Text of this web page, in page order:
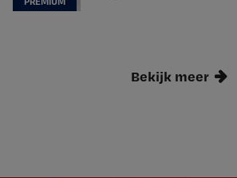
Bekijk meer